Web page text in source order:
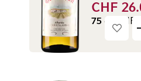
CHF
75 cl (CHF